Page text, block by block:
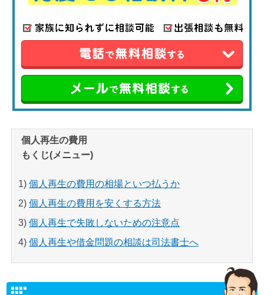
個人再生の費用
もくじ(メニュー)
1)個人再生の費用の相場といつ払うか
2)個人再生の費用を安くする方法
3)個人再生で失敗しないための注意点
4)個人再生や借金問題の相談は司法書士へ